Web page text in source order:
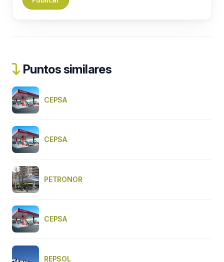
Puntos similares
CEPSA
CEPSA
PETRONOR
CEPSA
REPSOL